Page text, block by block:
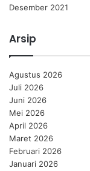
Desember 2021
Arsip
Agustus 2026
Juli 2026
Juni 2026
Mei 2026
April 2026
Maret 2026
Februari 2026
Januari 2026